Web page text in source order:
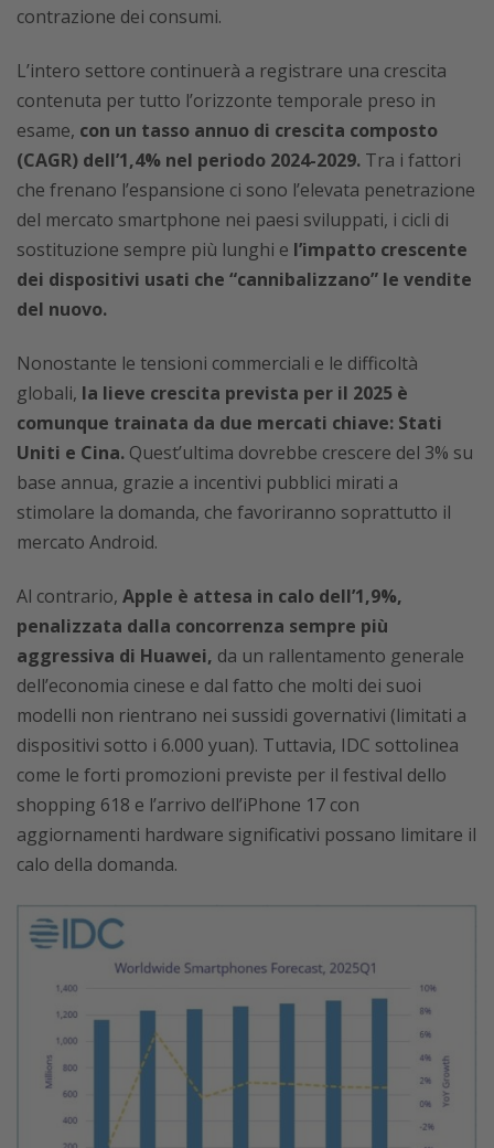
contrazione dei consumi.
L’intero settore continuerà a registrare una crescita
contenuta per tutto l’orizzonte temporale preso in
esame, con un tasso annuo di crescita composto
(CAGR) dell’1,4% nel periodo 2024-2029. Tra i fattori
che frenano l’espansione ci sono l’elevata penetrazione
del mercato smartphone nei paesi sviluppati, i cicli di
sostituzione sempre più lunghi e l’impatto crescente
dei dispositivi usati che “cannibalizzano” le vendite
del nuovo.
Nonostante le tensioni commerciali e le difficoltà
globali, la lieve crescita prevista per il 2025 è
comunque trainata da due mercati chiave: Stati
Uniti e Cina. Quest’ultima dovrebbe crescere del 3% su
base annua, grazie a incentivi pubblici mirati a
stimolare la domanda, che favoriranno soprattutto il
mercato Android.
Al contrario, Apple è attesa in calo dell’1,9%,
penalizzata dalla concorrenza sempre più
aggressiva di Huawei, da un rallentamento generale
dell’economia cinese e dal fatto che molti dei suoi
modelli non rientrano nei sussidi governativi (limitati a
dispositivi sotto i 6.000 yuan). Tuttavia, IDC sottolinea
come le forti promozioni previste per il festival dello
shopping 618 e l’arrivo dell’iPhone 17 con
aggiornamenti hardware significativi possano limitare il
calo della domanda.